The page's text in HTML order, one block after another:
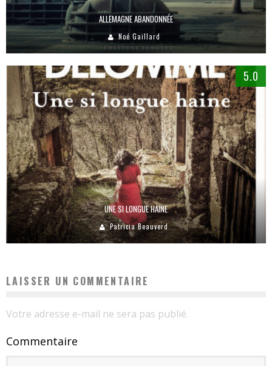
ALLEMAGNE ABANDONNÉE
Noé Gaillard
5.0
UNE SI LONGUE HAINE
Patricia Beauverd
LAISSER UN COMMENTAIRE
Votre adresse e-mail ne sera pas publié.
Commentaire